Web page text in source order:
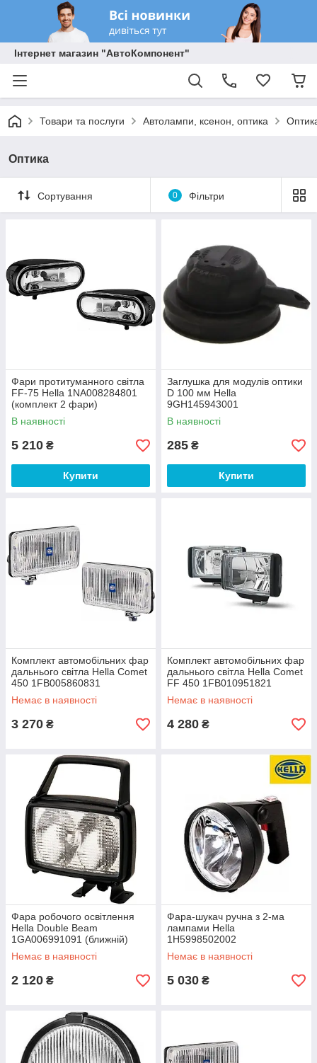
Інтернет магазин "АвтоКомпонент"
Товари та послуги Автолампи, ксенон, оптика
Оптика
Сортування 0 Фільтри
Фари протитуманного світла
FF-75 Hella 1NA008284801
(комплект 2 фари)
В наявності
5 210 ₴
Купити
Заглушка для модулів оптики
D 100 мм Hella
9GH145943001
В наявності
285 ₴
Купити
Комплект автомобільних фар
дальнього світла Hella Comet
450 1FB005860831
Немає в наявності
3 270 ₴
Комплект автомобільних фар
дальнього світла Hella Comet
FF 450 1FB010951821
Немає в наявності
4 280 ₴
Фара робочого освітлення
Hella Double Beam
1GA006991091 (ближній)
Немає в наявності
2 120 ₴
Фара-шукач ручна з 2-ма
лампами Hella
1H5998502002
Немає в наявності
5 030 ₴